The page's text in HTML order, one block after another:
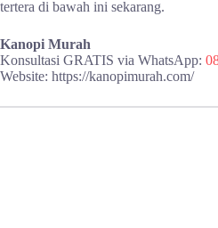
tertera di bawah ini sekarang.
Kanopi Murah
Konsultasi GRATIS via WhatsApp:
Website: https://kanopimurah.com/